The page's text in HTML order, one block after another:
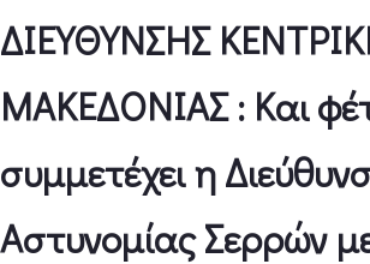
ΔΙΕΥΘΥΝΣΗΣ
ΜΑΚΕΔΟΝΙΑΣ : Και
συμμετέχει η
Αστυνομίας Σερρών